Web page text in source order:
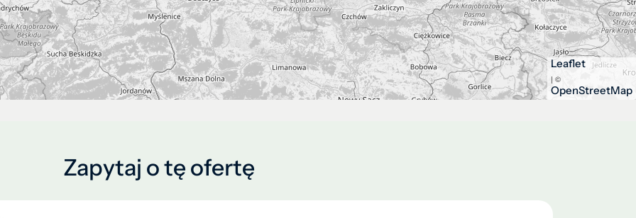
Leaflet
| ©
OpenStreetMap
Zapytaj o tę ofertę